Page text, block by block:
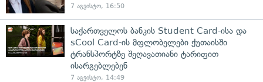
7 აგვისტო, 16:50
საქართველოს ბანკის Student Card-ისა და
sCool Card-ის მფლობელები ქუთაისში
ტრანსპორტზე შეღავათიანი ტარიფით
ისარგებლებენ
7 აგვისტო, 14:49